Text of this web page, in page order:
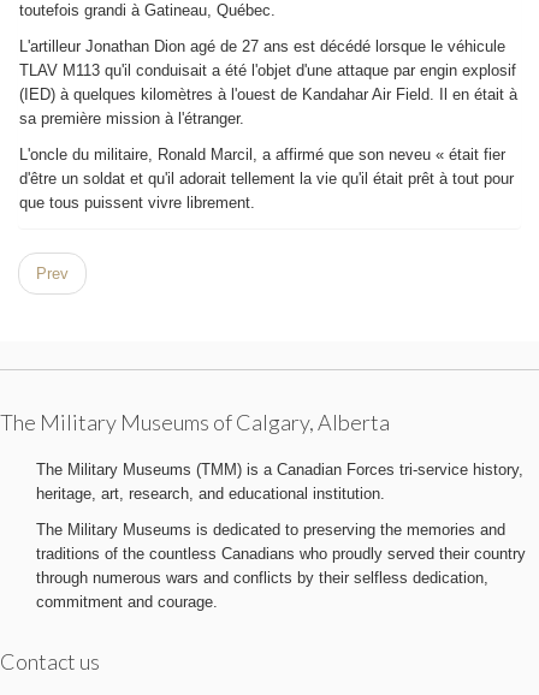
toutefois grandi à Gatineau, Québec.
L'artilleur Jonathan Dion agé de 27 ans est décédé lorsque le véhicule
TLAV M113 qu'il conduisait a été l'objet d'une attaque par engin explosif
(IED) à quelques kilomètres à l'ouest de Kandahar Air Field. Il en était à
sa première mission à l'étranger.
L'oncle du militaire, Ronald Marcil, a affirmé que son neveu « était fier
d'être un soldat et qu'il adorait tellement la vie qu'il était prêt à tout pour
que tous puissent vivre librement.
Prev
The Military Museums of Calgary, Alberta
The Military Museums (TMM) is a Canadian Forces tri-service history,
heritage, art, research, and educational institution.
The Military Museums is dedicated to preserving the memories and
traditions of the countless Canadians who proudly served their country
through numerous wars and conflicts by their selfless dedication,
commitment and courage.
Contact us